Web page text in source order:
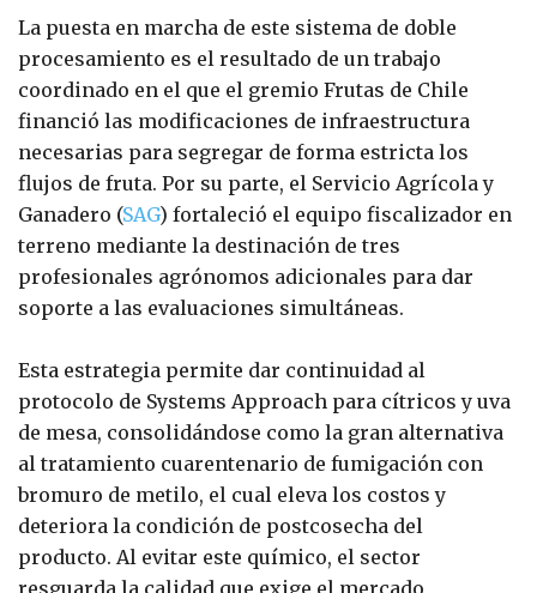
La puesta en marcha de este sistema de doble
procesamiento es el resultado de un trabajo
coordinado en el que el gremio Frutas de Chile
financió las modificaciones de infraestructura
necesarias para segregar de forma estricta los
flujos de fruta. Por su parte, el Servicio Agrícola y
Ganadero (SAG) fortaleció el equipo fiscalizador en
terreno mediante la destinación de tres
profesionales agrónomos adicionales para dar
soporte a las evaluaciones simultáneas.
Esta estrategia permite dar continuidad al
protocolo de Systems Approach para cítricos y uva
de mesa, consolidándose como la gran alternativa
al tratamiento cuarentenario de fumigación con
bromuro de metilo, el cual eleva los costos y
deteriora la condición de postcosecha del
producto. Al evitar este químico, el sector
resguarda la calidad que exige el mercado